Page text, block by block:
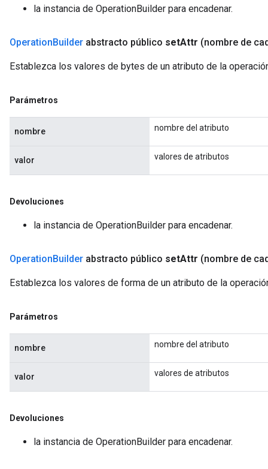
la instancia de OperationBuilder para encadenar.
OperationBuilder abstracto público setAttr (nombre de
Establezca los valores de bytes de un atributo de la
Parámetros
nombre nombre del atributo
valor valores de atributos
Devoluciones
la instancia de OperationBuilder para encadenar.
OperationBuilder abstracto público setAttr (nombre de
Establezca los valores de forma de un atributo de la
Parámetros
nombre nombre del atributo
valor valores de atributos
Devoluciones
la instancia de OperationBuilder para encadenar.